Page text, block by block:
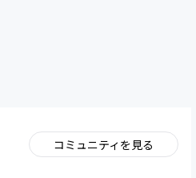
コミュニティを見る